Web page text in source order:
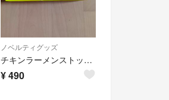
ノベルティグッズ
チキンラーメンストックバッグ
¥490